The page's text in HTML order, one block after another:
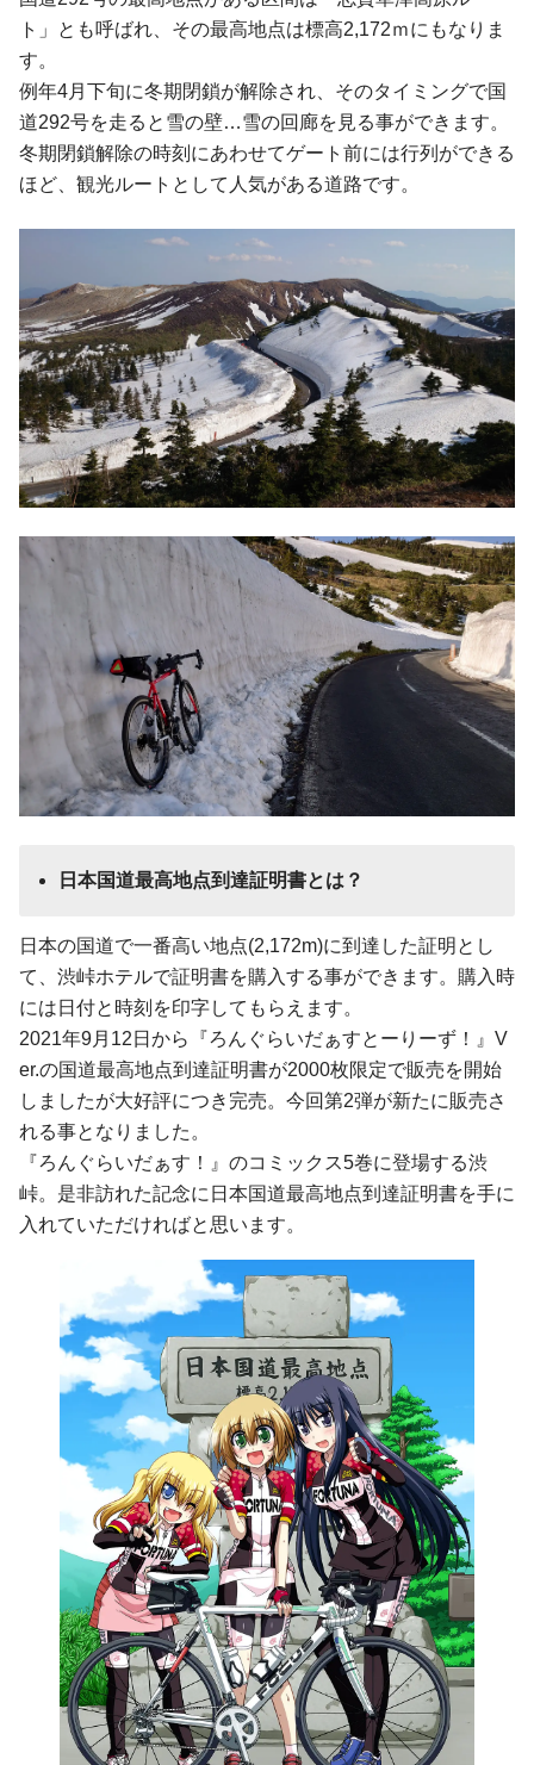
ト」とも呼ばれ、その最高地点は標高2,172ｍにもなりま
す。
例年4月下旬に冬期閉鎖が解除され、そのタイミングで国
道292号を走ると雪の壁…雪の回廊を見る事ができます。
冬期閉鎖解除の時刻にあわせてゲート前には行列ができる
ほど、観光ルートとして人気がある道路です。
日本国道最高地点到達証明書とは？
日本の国道で一番高い地点(2,172m)に到達した証明とし
て、渋峠ホテルで証明書を購入する事ができます。購入時
には日付と時刻を印字してもらえます。
2021年9月12日から『ろんぐらいだぁすとーりーず！』V
er.の国道最高地点到達証明書が2000枚限定で販売を開始
しましたが大好評につき完売。今回第2弾が新たに販売さ
れる事となりました。
『ろんぐらいだぁす！』のコミックス5巻に登場する渋
峠。是非訪れた記念に日本国道最高地点到達証明書を手に
入れていただければと思います。